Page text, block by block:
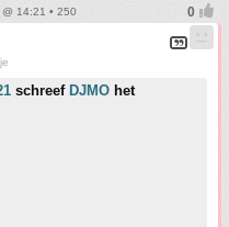
14:21 • 250
schreef DJMO het